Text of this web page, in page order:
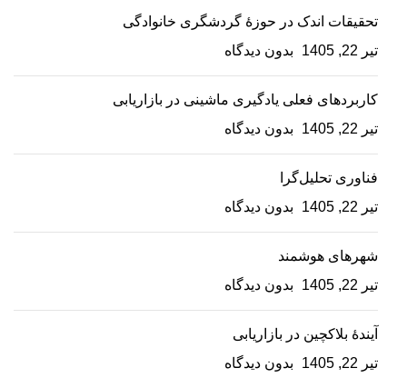
تحقیقات اندک در حوزۀ گردشگری خانوادگی
تیر 22, 1405
بدون دیدگاه
کاربردهای فعلی یادگیری ماشینی در بازاریابی
تیر 22, 1405
بدون دیدگاه
فناوری تحلیل‌گرا
تیر 22, 1405
بدون دیدگاه
شهرهای هوشمند
تیر 22, 1405
بدون دیدگاه
آیندۀ بلاکچین در بازاریابی
تیر 22, 1405
بدون دیدگاه